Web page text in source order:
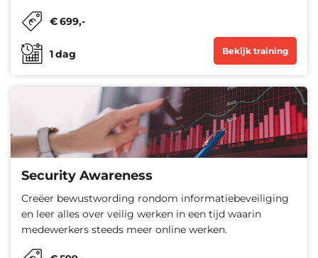
€699,-
1dag Bekijk training
Security Awareness
Creëer bewustwording rondom informatiebeveiliging
en leer alles over veilig werken in een tijd waarin
medewerkers steeds meer online werken.